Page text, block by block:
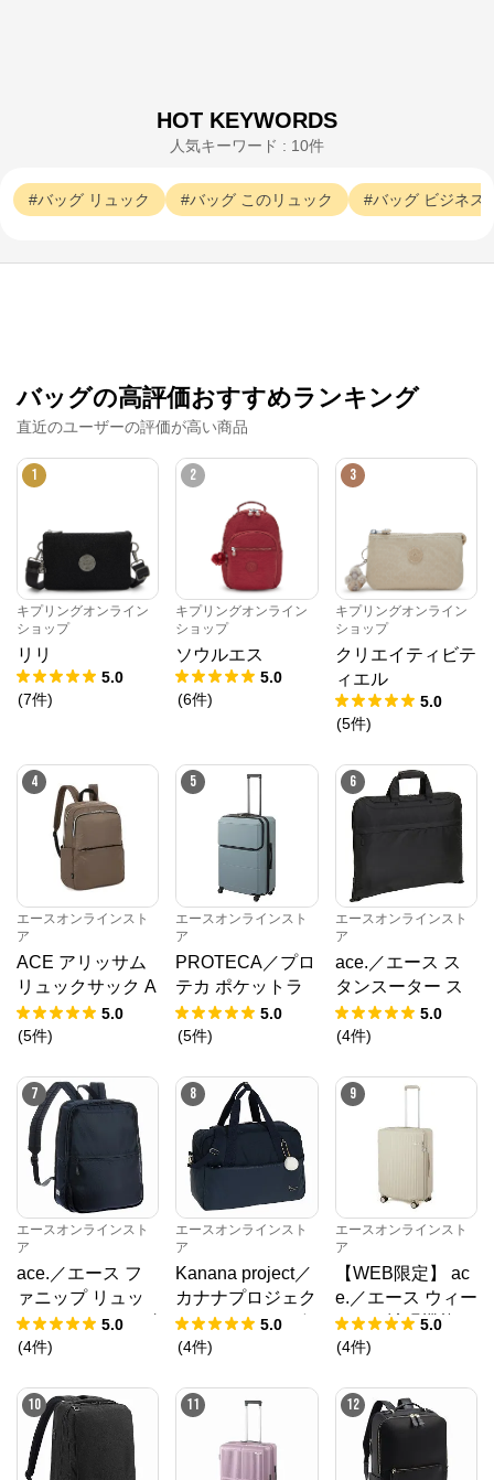
HOT KEYWORDS
人気キーワード : 10件
バッグ リュック バッグ このリュック バッグ ビジネス
バッグの高評価おすすめランキング
直近のユーザーの評価が高い商品
1
キプリングオンライン
ショップ
リリ
5.0
(7件)
2
キプリングオンライン
ショップ
ソウルエス
5.0
(6件)
3
キプリングオンライン
ショップ
クリエイティビテ
ィエル
5.0
(5件)
4
エースオンラインスト
ア
ACE アリッサム
リュックサック A
4 17694
5.0
(5件)
5
エースオンラインスト
ア
PROTECA／プロ
テカ ポケットラ
イナー2 スーツケ
ース 01344 日本
ーストッパー
5.0
(5件)
6
エースオンラインスト
ア
ace.／エース ス
タンスーター ス
ーツ ガーメント
バッグ 62911
5.0
(4件)
7
エースオンラインスト
ア
ace.／エース フ
ァニップ リュッ
クサック Sサイズ
67295
5.0
(4件)
8
エースオンラインスト
ア
Kanana project／
カナナプロジェク
ト ストロール ボ
ストンバッグ 672
5.0
(4件)
9
エースオンラインスト
ア
【WEB限定】 ac
e.／エース ウィー
ベルZ 拡張機能
キャスターストッ
2
5.0
(4件)
10 11 12
エースオンラインストア
公式ECサイト
※外部サイトが開きます
エースオンラインストアからのコメント
かばんの総合メーカー、エースの公式サイト。
スーツケース、ビジネスバッグなど、直営店ならでは
安心のメーカー直営ストアです。